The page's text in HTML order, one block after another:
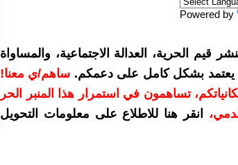
Powered by
الحرية، العدالة الاجتماعية، والمساواة
يعتمد بشكل كامل على دعمكم. ساهم/ي معنا!
حسب إمكانياتكم، تساهمون في استمرار هذا المنبر الحر
،
انقر هنا للاطلاع على معلومات التحويل